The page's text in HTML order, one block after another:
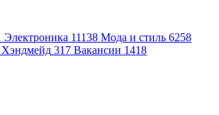
Электроника 11138 Мода и стиль 6258
Хэндмейд 317 Вакансии 1418